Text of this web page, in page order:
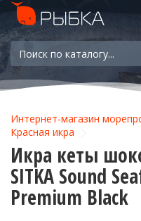
Интернет-магазин
Красная икра
Икра кеты
SITKA Sound
Premium Black